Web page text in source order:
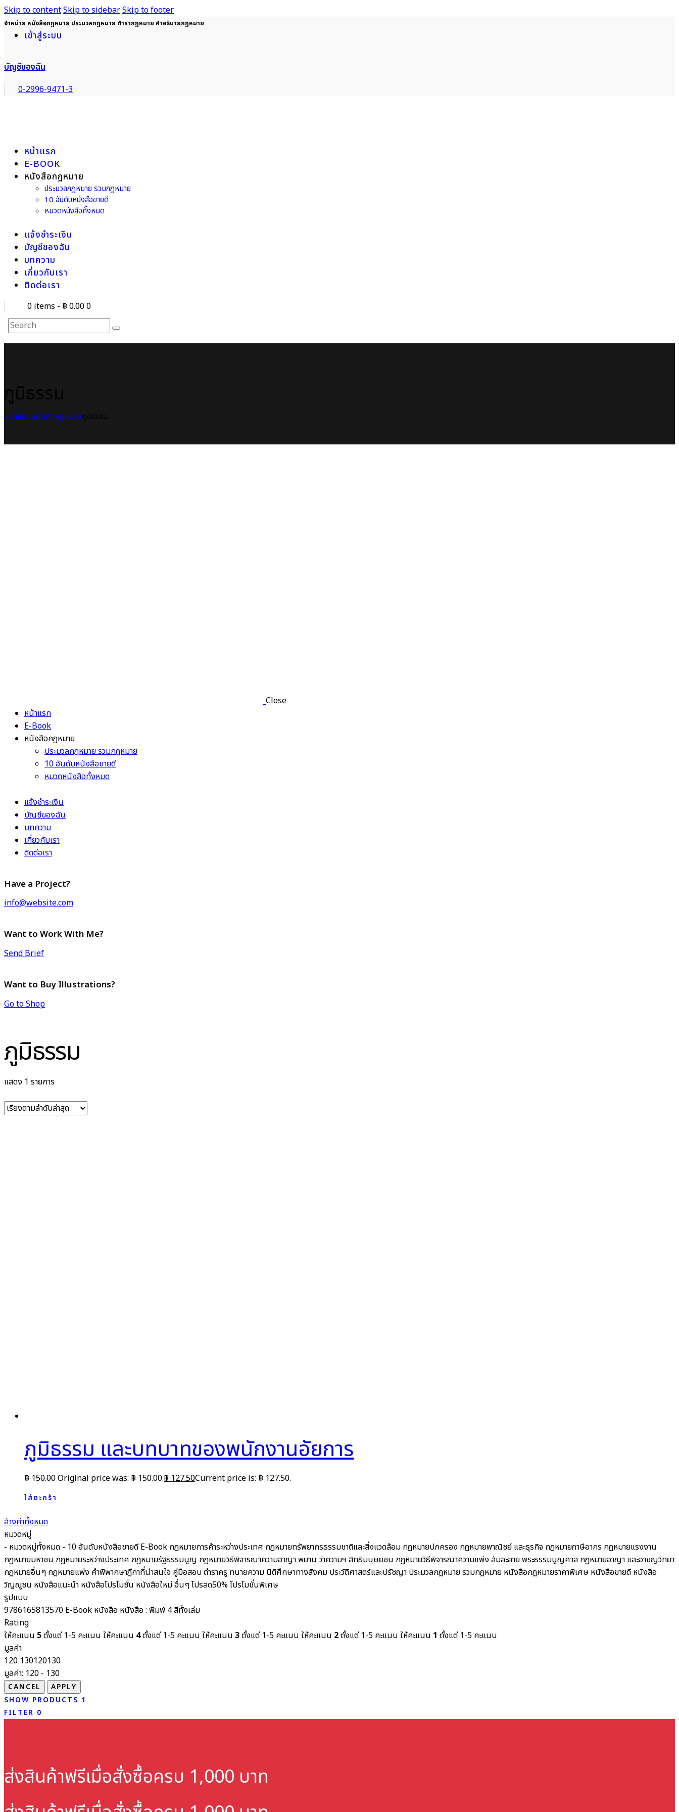
Skip to contentSkip to sidebarSkip to footer
จำหน่าย หนังสือกฎหมาย ประมวลกฎหมาย ตำรากฎหมาย คำอธิบายกฎหมาย
เข้าสู่ระบบ
บัญชีของฉัน
0-2996-9471-3
หน้าแรก
E-BOOK
หนังสือกฎหมาย
ประมวลกฎหมาย รวมกฎหมาย
10 อันดับหนังสือขายดี
หมวดหนังสือทั้งหมด
แจ้งชำระเงิน
บัญชีของฉัน
บทความ
เกี่ยวกับเรา
ติดต่อเรา
0 items - ฿ 0.000
หน้าแรกหนังสือกฎหมาย
Close
หน้าแรก
E-Book
หนังสือกฎหมาย
ประมวลกฎหมาย รวมกฎหมาย
10 อันดับหนังสือขายดี
หมวดหนังสือทั้งหมด
แจ้งชำระเงิน
บัญชีของฉัน
บทความ
เกี่ยวกับเรา
ติดต่อเรา
Have a Project?
info@website.com
Want to Work With Me?
Send Brief
Want to Buy Illustrations?
Go to Shop
ภูมิธรรม
แสดง 1 รายการ
ภูมิธรรม และบทบาทของพนักงานอัยการ
฿150.00Original price was: ฿ 150.00.฿127.50Current price is: ฿ 127.50.
ใส่ตะกร้า
ล้างค่าทั้งหมด
หมวดหมู่
- หมวดหมู่ทั้งหมด - 10 อันดับหนังสือขายดี E-Book กฎหมายการค้าระหว่างประเทศ กฎหมายทรัพยากรธรรมชาติและสิ่งแวดล้อม กฎหมายปกครอง กฎหมายพาณิชย์ และธุรกิจ กฎหมายภาษีอากร กฎหมายแรงงาน
กฎหมายมหาชน กฎหมายระหว่างประเทศ กฎหมายรัฐธรรมนูญ กฎหมายวิธีพิจารณาความอาญา พยาน ว่าความฯ สิทธิมนุษยชน กฎหมายวิธีพิจารณาความแพ่ง ล้มละลาย พระธรรมนูญศาล กฎหมายอาญา และอาชญวิทยา
กฎหมายอื่นๆ กฎหมายแพ่ง คำพิพากษาฎีกาที่น่าสนใจ คู่มือสอบตำราครู ทนายความ นิติศึกษาทางสังคม ประวัติศาสตร์และปรัชญา ประมวลกฎหมาย รวมกฎหมาย หนังสือกฎหมายราคาพิเศษ หนังสือขายดี หนังสือ
วิญญูชน หนังสือแนะนำ หนังสือโปรโมชั่น หนังสือใหม่อื่นๆโปรลด50%โปรโมชั่นพิเศษ
รูปแบบ
9786165813570 E-Book หนังสือ หนังสือ : พิมพ์ 4 สีทั้งเล่ม
Rating
ให้คะแนน 5ตั้งแต่ 1-5 คะแนน ให้คะแนน 4ตั้งแต่ 1-5 คะแนน ให้คะแนน 3ตั้งแต่ 1-5 คะแนน ให้คะแนน 2ตั้งแต่ 1-5 คะแนน ให้คะแนน 1 ตั้งแต่ 1-5 คะแนน
มูลค่า
120 130120130
มูลค่า: 120 - 130
SHOW PRODUCTS 1
FILTER 0
ส่งสินค้าฟรีเมื่อสั่งซื้อครบ 1,000 บาท